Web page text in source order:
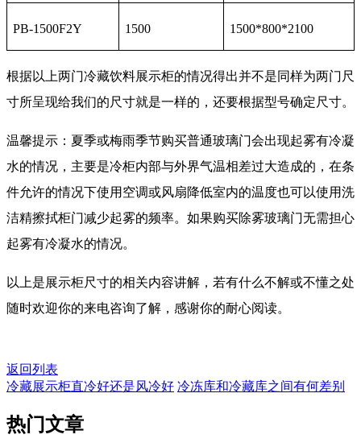
PB-1500F2Y 1500 1500*800*2100
根据以上两门冷藏饮料展示柜的情况得出并不是同样为两门尺
寸所呈现给我们的尺寸就是一样的，还要根据型号确定尺寸。
温馨提示：夏季或梅雨季节购买普通玻璃门会出现起雾有冷凝
水的情况，主要是冷柜内部与外界气温相差过大造成的，在条
件允许的情况下使用空调或风扇降低室内的温度也可以使用洗
洁精擦拭柜门减少起雾的频率。如果购买除雾玻璃门无需担心
起雾有冷凝水的情况。
以上是展示柜尺寸的相关内容讲解，若有什么不解或不懂之处
随时欢迎你的来电咨询了解，感谢你的耐心阅读。
返回列表
冷藏展示柜直冷好还是风冷好 冷冻库和冷藏库之间有何差别
热门文章